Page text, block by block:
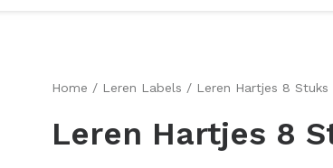
Home Leren Labels Leren Hartjes 8 Stuks
Leren Hartjes 8